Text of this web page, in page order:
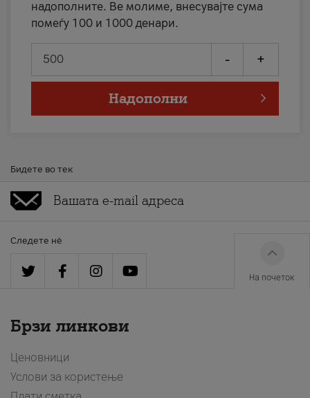
надополните. Ве молиме, внесувајте сума
помеѓу 100 и 1000 денари.
- +
Надополни
Бидете во тек
Следете нè
На почеток
Брзи линкови
Ценовници
Услови за користење